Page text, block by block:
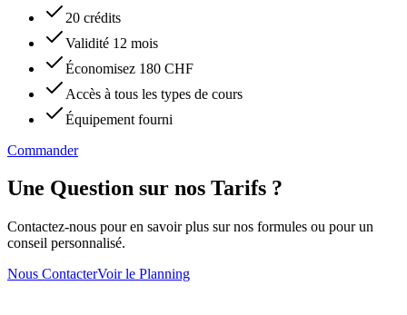
20 crédits
Validité 12 mois
Économisez 180 CHF
Accès à tous les types de cours
Équipement fourni
Commander
Une Question sur nos Tarifs ?
Contactez-nous pour en savoir plus sur nos formules ou pour un
conseil personnalisé.
Nous ContacterVoir le Planning